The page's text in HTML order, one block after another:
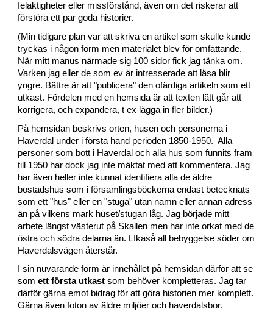
felaktigheter eller missförstånd, även om det riskerar att
förstöra ett par goda historier.
(Min tidigare plan var att skriva en artikel som skulle kunde
tryckas i någon form men materialet blev för omfattande.
När mitt manus närmade sig 100 sidor fick jag tänka om.
Varken jag eller de som ev är intresserade att läsa blir
yngre. Bättre är att "publicera" den ofärdiga artikeln som ett
utkast. Fördelen med en hemsida är att texten lätt går att
korrigera, och expandera, t ex lägga in fler bilder.)
På hemsidan beskrivs orten, husen och personerna i
Haverdal under i första hand perioden 1850-1950. Alla
personer som bott i Haverdal och alla hus som funnits fram
till 1950 har dock jag inte mäktat med att kommentera. Jag
har även heller inte kunnat identifiera alla de äldre
bostadshus som i församlingsböckerna endast betecknats
som ett "hus" eller en "stuga" utan namn eller annan adress
än på vilkens mark huset/stugan låg. Jag började mitt
arbete längst västerut på Skallen men har inte orkat med de
östra och södra delarna än. LIkaså all bebyggelse söder om
Haverdalsvägen återstår.
I sin nuvarande form är innehållet på hemsidan därför att se
somett första utkastsom behöver kompletteras.Jag tar
därför gärna emot bidragför att göra historien mer komplett.
Gärna även foton av äldre miljöer och haverdalsbor.